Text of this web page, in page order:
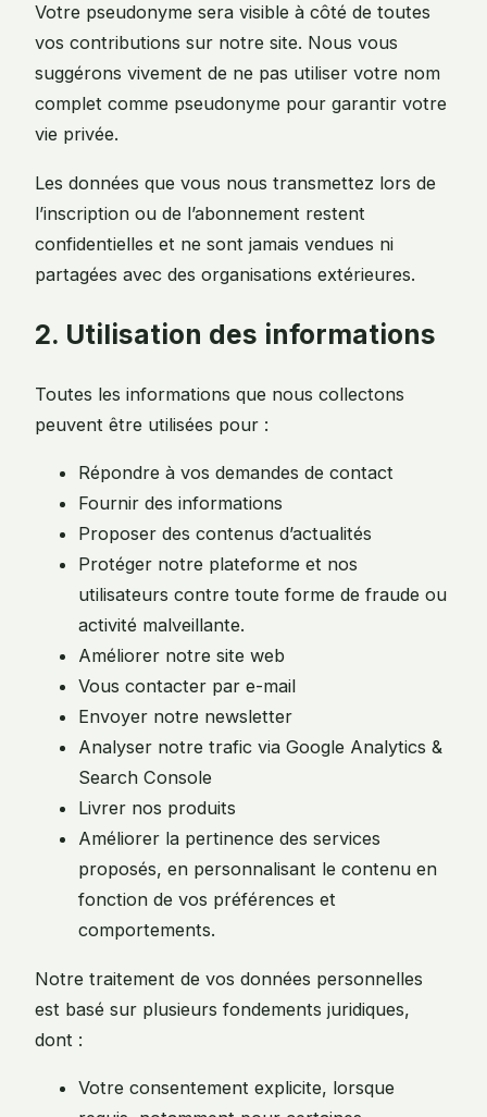
Votre pseudonyme sera visible à côté de toutes
vos contributions sur notre site. Nous vous
suggérons vivement de ne pas utiliser votre nom
complet comme pseudonyme pour garantir votre
vie privée.
Les données que vous nous transmettez lors de
l’inscription ou de l’abonnement restent
confidentielles et ne sont jamais vendues ni
partagées avec des organisations extérieures.
2. Utilisation des informations
Toutes les informations que nous collectons
peuvent être utilisées pour :
Répondre à vos demandes de contact
Fournir des informations
Proposer des contenus d’actualités
Protéger notre plateforme et nos
utilisateurs contre toute forme de fraude ou
activité malveillante.
Améliorer notre site web
Vous contacter par e-mail
Envoyer notre newsletter
Analyser notre trafic via Google Analytics &
Search Console
Livrer nos produits
Améliorer la pertinence des services
proposés, en personnalisant le contenu en
fonction de vos préférences et
comportements.
Notre traitement de vos données personnelles
est basé sur plusieurs fondements juridiques,
dont :
Votre consentement explicite, lorsque